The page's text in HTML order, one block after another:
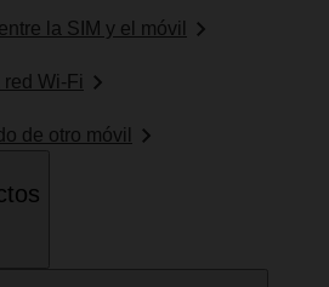
la SIM y el móvil
Wi-Fi
de otro móvil